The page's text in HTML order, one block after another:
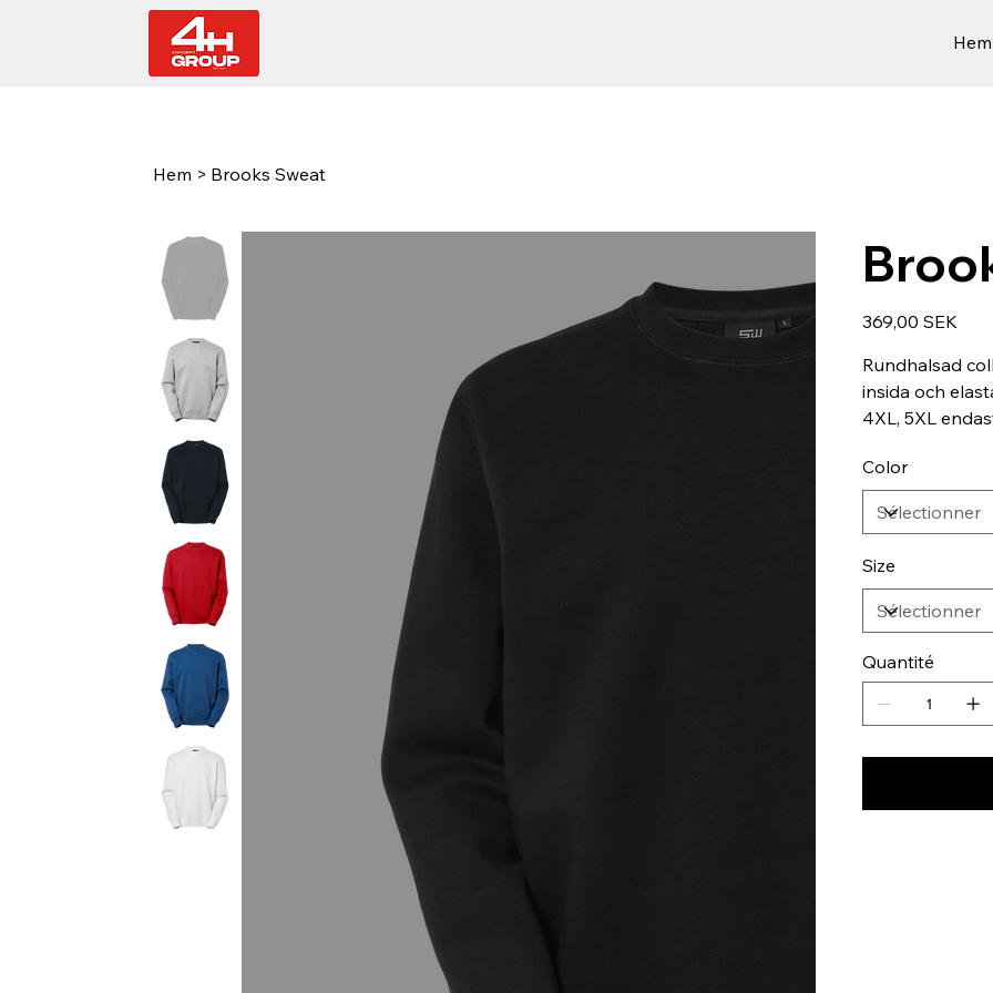
Hem
Hem > Brooks Sweat
Prix
369,00 SEK
Rundhalsad
insida och
4XL, 5XL
Color
Size
Quantité